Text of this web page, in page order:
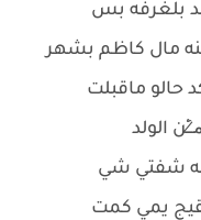
بلغرفه بس
مال كاظم بشهر
حالو ماقبلت
الولد
يمي كمت